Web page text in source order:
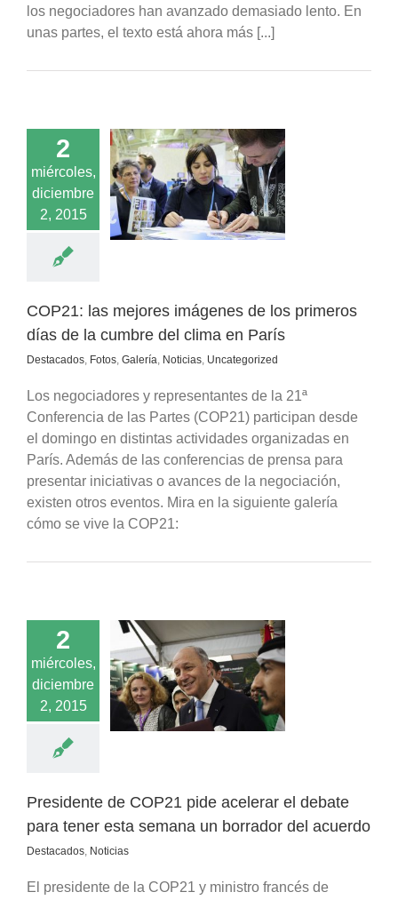
los negociadores han avanzado demasiado lento. En
unas partes, el texto está ahora más [...]
2
miércoles,
diciembre
2, 2015
de los primeros
la cumbre del
en París
Fotos Galería
Uncategorized
COP21: las mejores imágenes de los primeros
días de la cumbre del clima en París
Destacados, Fotos, Galería, Noticias, Uncategorized
Los negociadores y representantes de la 21ª
Conferencia de las Partes (COP21) participan desde
el domingo en distintas actividades organizadas en
París. Además de las conferencias de prensa para
presentar iniciativas o avances de la negociación,
existen otros eventos. Mira en la siguiente galería
cómo se vive la COP21:
2
miércoles,
diciembre
2, 2015
de COP21 pide
el debate para
del acuerdo
Presidente de COP21 pide acelerar el debate
para tener esta semana un borrador del acuerdo
Destacados, Noticias
El presidente de la COP21 y ministro francés de